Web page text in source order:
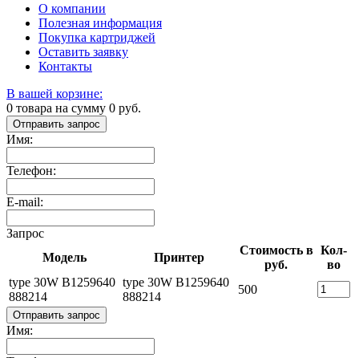
О компании
Полезная информация
Покупка картриджей
Оставить заявку
Контакты
В вашей корзине:
0 товара на сумму 0 руб.
Отправить запрос
Имя:
Телефон:
E-mail:
Запрос
Модель
Принтер
Стоимость в
руб.
Кол-
во
type 30W B1259640
888214
type 30W B1259640
888214
500
Отправить запрос
Имя: